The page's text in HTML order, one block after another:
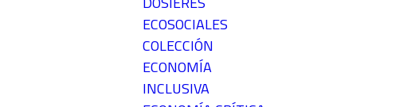
ECOSOCIALES
COLECCIÓN
ECONOMÍA
INCLUSIVA